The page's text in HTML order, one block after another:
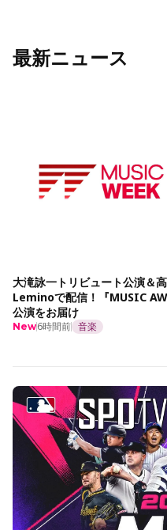
最新ニュース
大滝詠一トリビュート公演＆
Leminoで配信！『MUSIC
公演をお届け
New6時間前 音楽